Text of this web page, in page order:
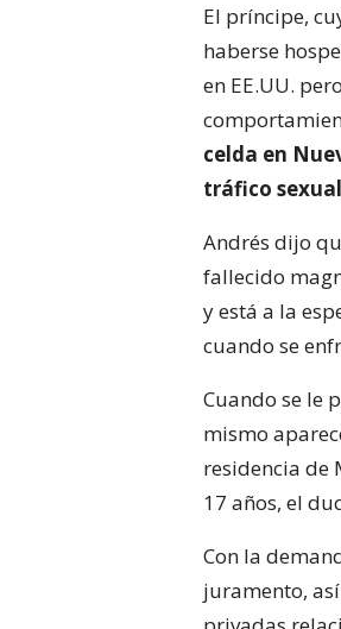
El príncipe,
haberse
en EE.UU.
celda en
tráfico
Andrés dijo
fallecido
y está a la
cuando se
Cuando se le
mismo
residencia de
17 años, el
Con la
juramento,